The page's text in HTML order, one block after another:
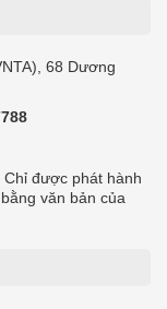
68 Dương
được phát hành
văn bản của